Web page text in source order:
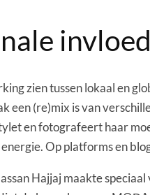
zien tussen lokaal en
een (re)mix is van
en fotografeert haar
Op platforms en
Hajjaj maakte